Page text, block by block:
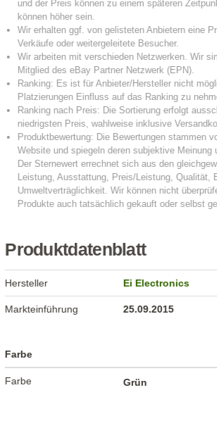
Produktdatenblatt
Hersteller Ei Electronics
Markteinführung 25.09.2015
Farbe
Farbe Grün